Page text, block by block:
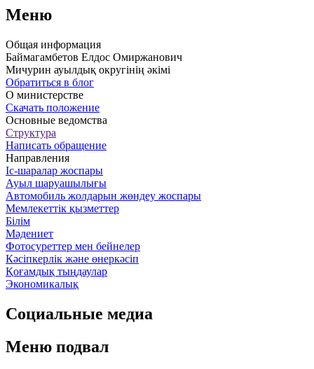
Меню
Общая информация
Баймагамбетов Елдос Омиржанович
Мичурин ауылдық округінің әкімі
Обратиться в блог
О министерстве
Скачать положение
Основные ведомства
Структура
Написать обращение
Направления
Іс-шаралар жоспары
Ауыл шаруашылығы
Автомобиль жолдарын жөндеу жоспары
Мемлекеттік қызметтер
Білім
Мәдениет
Фотосуреттер мен бейнелер
Кәсіпкерлік және өнеркәсіп
Қоғамдық тыңдаулар
Экономикалық
Социальные медиа
Меню подвал